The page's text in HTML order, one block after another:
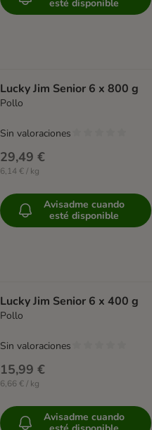
esté disponible
Lucky Jim Senior 6 x 800 g
Pollo
29,49 €
6,14 € / kg
Sin valoraciones
Avisadme cuando
esté disponible
Lucky Jim Senior 6 x 400 g
Pollo
15,99 €
6,66 € / kg
Sin valoraciones
Avisadme cuando